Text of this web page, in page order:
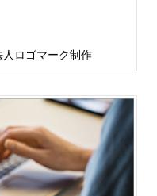
ロゴマーク制作